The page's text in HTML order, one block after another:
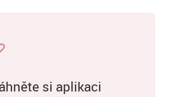
si aplikaci